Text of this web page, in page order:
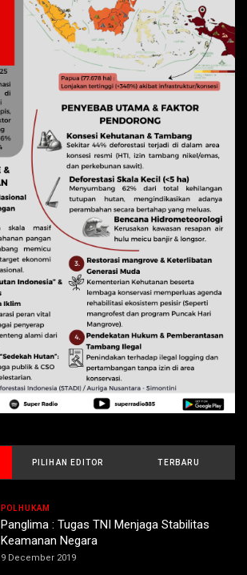
PILIHAN EDITOR TERBARU
POLHUKAM
Panglima : Tugas TNI Menjaga Stabilitas
Keamanan Negara
9 December 2019